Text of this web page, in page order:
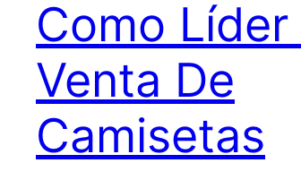
Como Líder
Venta De
Camisetas